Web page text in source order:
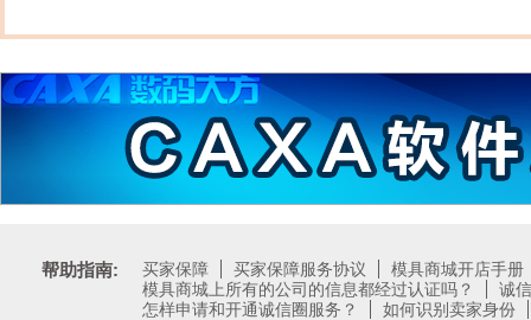
帮助指南: 买家保障 买家保障服务协议
模具商城开店手册
模具商城上所有的公司的信息都经过认证吗？
诚
怎样申请和开通诚信圈服务？
如何识别卖家身份